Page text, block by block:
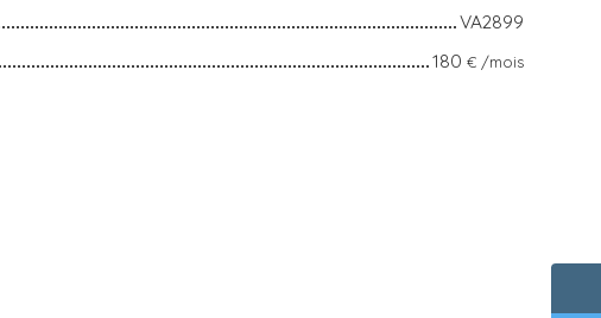
VA2899
180 € /mois